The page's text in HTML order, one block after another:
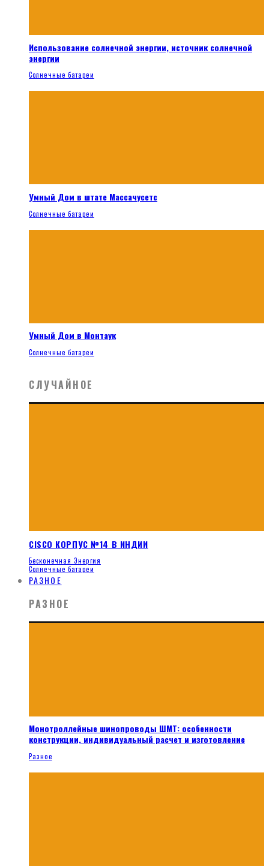
Использование солнечной энергии, источник солнечной
энергии
Солнечные батареи
Умный Дом в штате Массачусетс
Солнечные батареи
Умный Дом в Монтаук
Солнечные батареи
СЛУЧАЙНОЕ
CISCO КОРПУС №14 В ИНДИИ
Бесконечная Энергия
Солнечные батареи
РАЗНОЕ
РАЗНОЕ
Монотроллейные шинопроводы ШМТ: особенности
конструкции, индивидуальный расчет и изготовление
Разное